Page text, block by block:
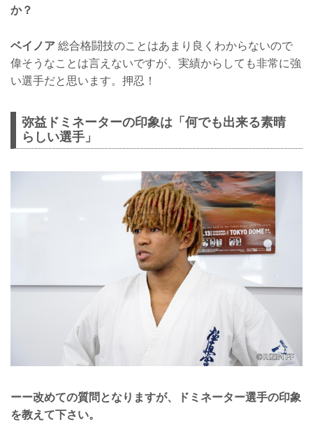
か？
ベイノア 総合格闘技のことはあまり良くわからないので
偉そうなことは言えないですが、実績からしても非常に強
い選手だと思います。押忍！
弥益ドミネーターの印象は「何でも出来る素晴
らしい選手」
ーー改めての質問となりますが、ドミネーター選手の印象
を教えて下さい。